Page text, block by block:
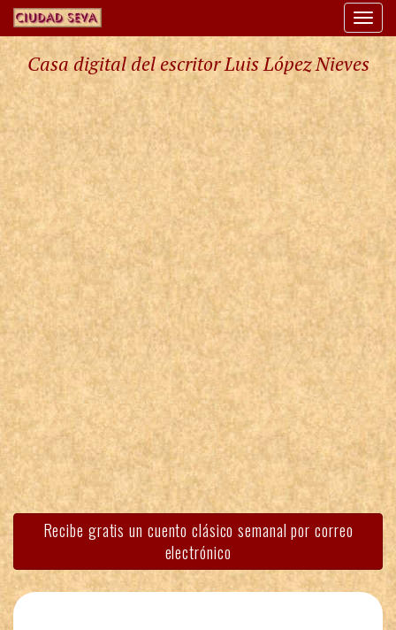
Casa digital del escritor Luis López Nieves
Recibe gratis un cuento clásico semanal por correo
electrónico